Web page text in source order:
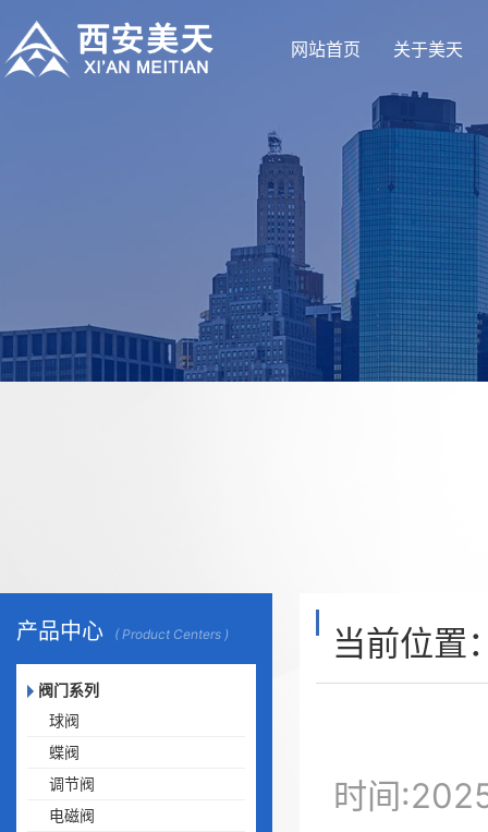
网站首页 关于美天
产品中心 ( Product Centers )
阀门系列
球阀
蝶阀
调节阀
电磁阀
当前位置
时间